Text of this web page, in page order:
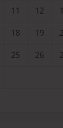
11 12
18 19
25 26